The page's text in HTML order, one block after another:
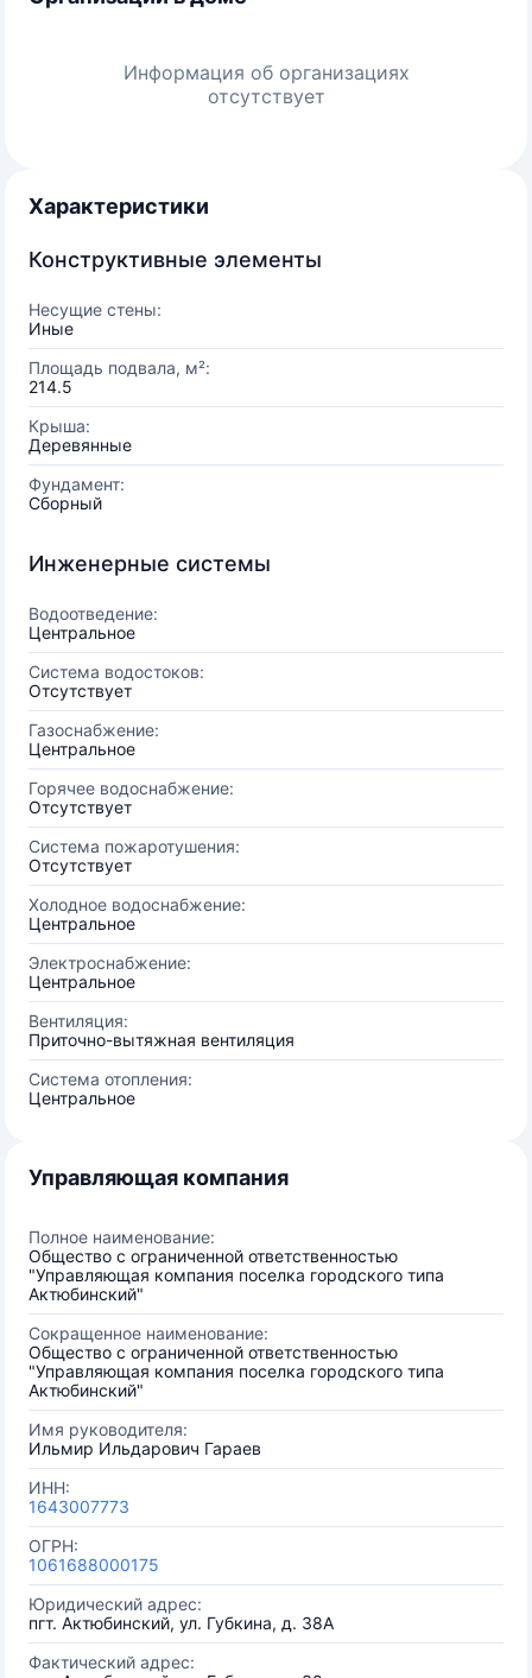
Информация об организациях
отсутствует
Характеристики
Конструктивные элементы
Несущие стены:
Иные
Площадь подвала, м²:
214.5
Крыша:
Деревянные
Фундамент:
Сборный
Инженерные системы
Водоотведение:
Центральное
Система водостоков:
Отсутствует
Газоснабжение:
Центральное
Горячее водоснабжение:
Отсутствует
Система пожаротушения:
Отсутствует
Холодное водоснабжение:
Центральное
Электроснабжение:
Центральное
Вентиляция:
Приточно-вытяжная вентиляция
Система отопления:
Центральное
Управляющая компания
Полное наименование:
Общество с ограниченной ответственностью
"Управляющая компания поселка городского типа
Актюбинский"
Сокращенное наименование:
Общество с ограниченной ответственностью
"Управляющая компания поселка городского типа
Актюбинский"
Имя руководителя:
Ильмир Ильдарович Гараев
ИНН:
1643007773
ОГРН:
1061688000175
Юридический адрес:
пгт. Актюбинский, ул. Губкина, д. 38А
Фактический адрес: